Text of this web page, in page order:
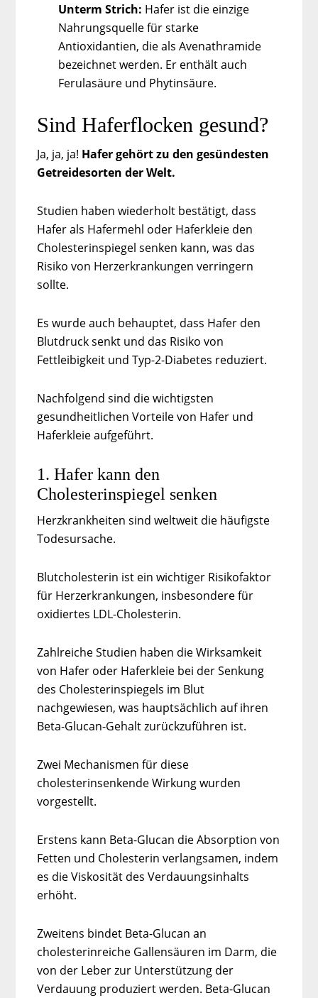
Unterm Strich: Hafer ist die einzige
Nahrungsquelle für starke
Antioxidantien, die als Avenathramide
bezeichnet werden. Er enthält auch
Ferulasäure und Phytinsäure.
Sind Haferflocken gesund?
Ja, ja, ja! Hafer gehört zu den gesündesten
Getreidesorten der Welt.
Studien haben wiederholt bestätigt, dass
Hafer als Hafermehl oder Haferkleie den
Cholesterinspiegel senken kann, was das
Risiko von Herzerkrankungen verringern
sollte.
Es wurde auch behauptet, dass Hafer den
Blutdruck senkt und das Risiko von
Fettleibigkeit und Typ-2-Diabetes reduziert.
Nachfolgend sind die wichtigsten
gesundheitlichen Vorteile von Hafer und
Haferkleie aufgeführt.
1. Hafer kann den
Cholesterinspiegel senken
Herzkrankheiten sind weltweit die häufigste
Todesursache.
Blutcholesterin ist ein wichtiger Risikofaktor
für Herzerkrankungen, insbesondere für
oxidiertes LDL-Cholesterin.
Zahlreiche Studien haben die Wirksamkeit
von Hafer oder Haferkleie bei der Senkung
des Cholesterinspiegels im Blut
nachgewiesen, was hauptsächlich auf ihren
Beta-Glucan-Gehalt zurückzuführen ist.
Zwei Mechanismen für diese
cholesterinsenkende Wirkung wurden
vorgestellt.
Erstens kann Beta-Glucan die Absorption von
Fetten und Cholesterin verlangsamen, indem
es die Viskosität des Verdauungsinhalts
erhöht.
Zweitens bindet Beta-Glucan an
cholesterinreiche Gallensäuren im Darm, die
von der Leber zur Unterstützung der
Verdauung produziert werden. Beta-Glucan